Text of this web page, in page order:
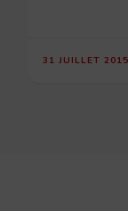
31 JUILLET 2015